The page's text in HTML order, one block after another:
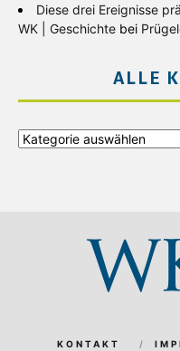
Diese drei Ereignisse
WK | Geschichte bei
ALLE
Alle
KONTAKT